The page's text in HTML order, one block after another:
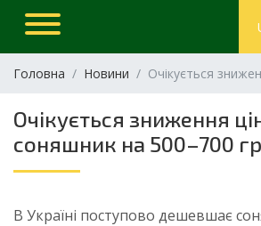
Головна Новини Очікується
Очікується зниження
соняшник на 500–700
В Україні поступово дешевшає